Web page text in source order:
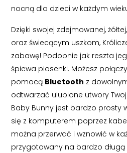
nocną dla dzieci w każdym
Dzięki swojej zdejmowanej,
oraz świecącym uszkom,
zabawę! Podobnie jak reszta
śpiewa piosenki. Możesz
pomocą Bluetooth z
odtwarzać ulubione utwory
Baby Bunny jest bardzo prosty
się z komputerem poprzez
można przerwać i wznowić w
przygotowany na bardzo długą